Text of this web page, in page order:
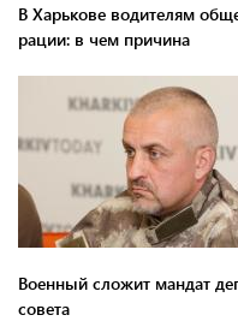
В Харькове водителям
рации: в чем причина
Военный сложит мандат
совета